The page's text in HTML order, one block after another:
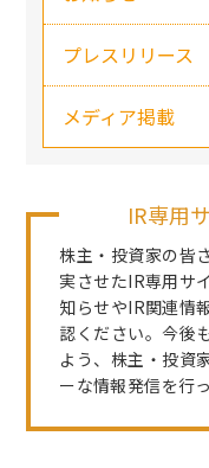
プレスリリース
メディア掲載
IR専用
株主・投資家の皆
実させたIR専用サ
知らせやIR関連情
認ください。今後
よう、株主・投資
ーな情報発信を行